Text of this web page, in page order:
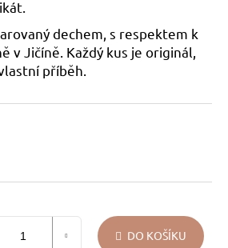
dechem, s respektem k
v Jičíně. Každý kus je originál,
příběh.
DO KOŠÍKU